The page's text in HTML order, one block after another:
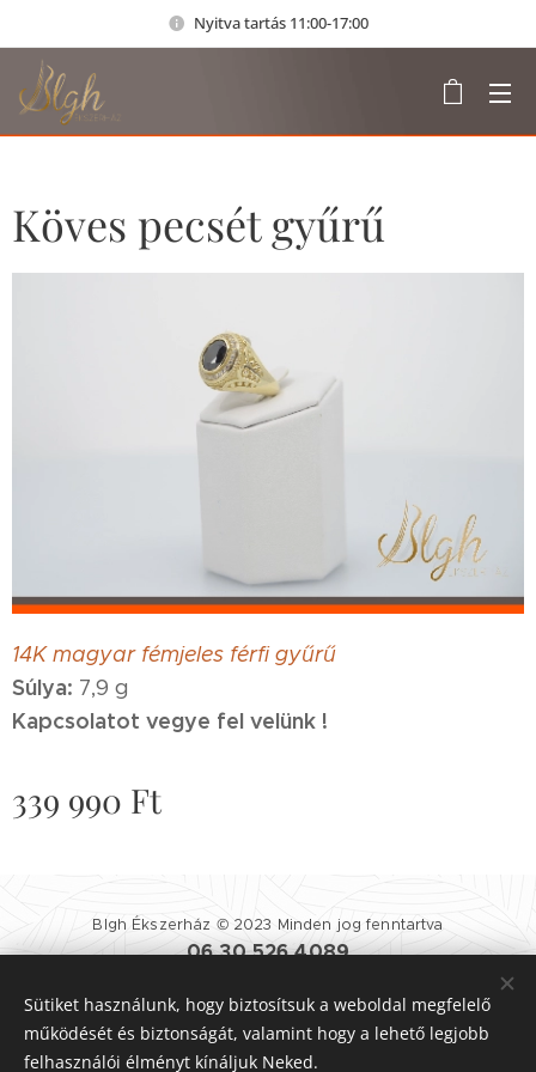
Nyitva tartás 11:00-17:00
Köves pecsét gyűrű
14K magyar fémjeles férfi gyűrű
Súlya: 7,9 g
Kapcsolatot vegye fel velünk !
339 990 Ft
Blgh Ékszerház © 2023 Minden jog fenntartva
06 30 526 4089
Felhasználási Feltételek Adatvédelmi Szabályzat
Sütiket használunk, hogy biztosítsuk a weboldal megfelelő
működését és biztonságát, valamint hogy a lehető legjobb
felhasználói élményt kínáljuk Neked.